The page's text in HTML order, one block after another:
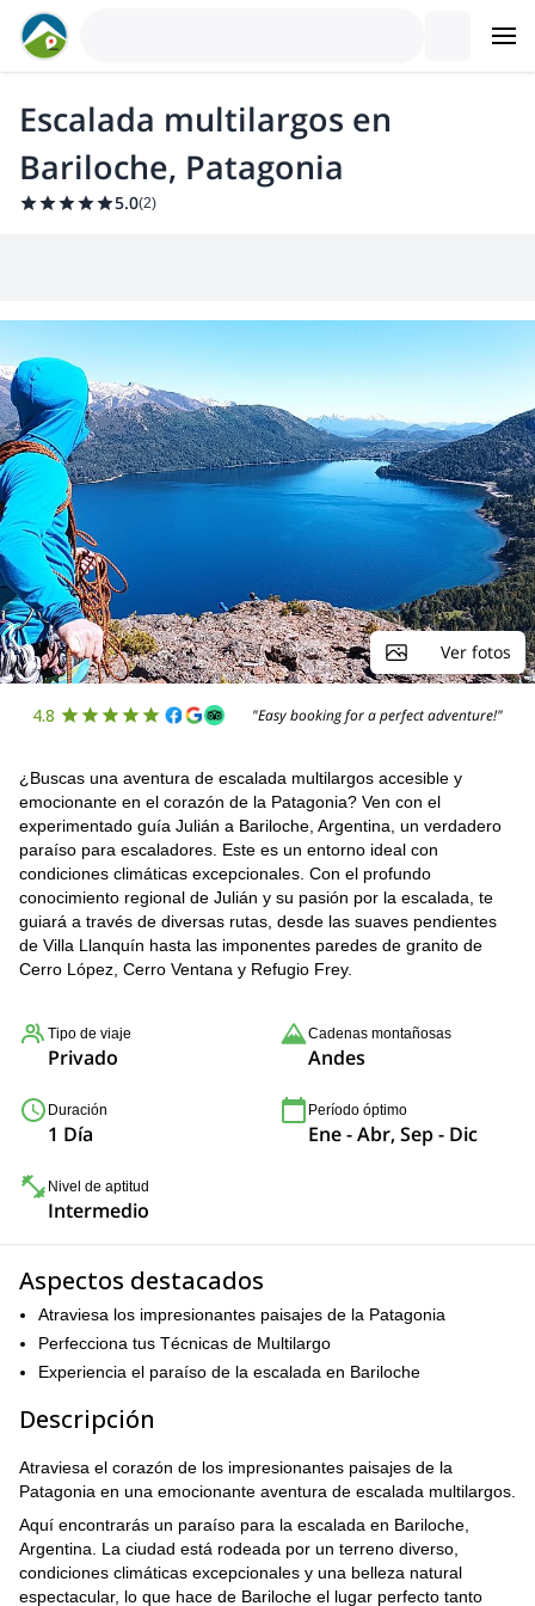
Escalada multilargos en
Bariloche, Patagonia
5.0(2)
Ver fotos
4.8 "Easy booking for a perfect adventure!"
¿Buscas una aventura de escalada multilargos accesible y
emocionante en el corazón de la Patagonia? Ven con el
experimentado guía Julián a Bariloche, Argentina, un verdadero
paraíso para escaladores. Este es un entorno ideal con
condiciones climáticas excepcionales. Con el profundo
conocimiento regional de Julián y su pasión por la escalada, te
guiará a través de diversas rutas, desde las suaves pendientes
de Villa Llanquín hasta las imponentes paredes de granito de
Cerro López, Cerro Ventana y Refugio Frey.
Tipo de viaje
Privado
Cadenas montañosas
Andes
Duración
1 Día
Período óptimo
Ene - Abr, Sep - Dic
Nivel de aptitud
Intermedio
Aspectos destacados
Atraviesa los impresionantes paisajes de la Patagonia
Perfecciona tus Técnicas de Multilargo
Experiencia el paraíso de la escalada en Bariloche
Descripción
Atraviesa el corazón de los impresionantes paisajes de la
Patagonia en una emocionante aventura de escalada multilargos.
Aquí encontrarás un paraíso para la escalada en Bariloche,
Argentina. La ciudad está rodeada por un terreno diverso,
condiciones climáticas excepcionales y una belleza natural
espectacular, lo que hace de Bariloche el lugar perfecto tanto